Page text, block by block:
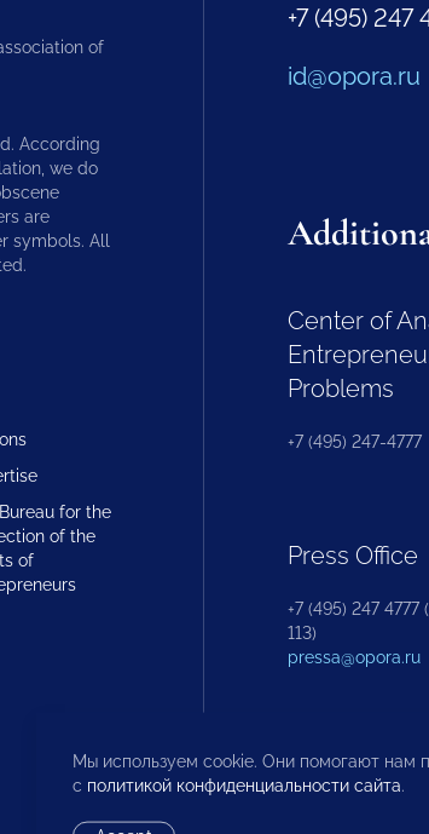
of
According
we do
are
symbols. All
for the
of the
of
+7 (495) 247
id@opora.ru
Center of
Problems
+7 (495) 247-4777
Press Office
+7 (495) 247 4777
113)
pressa@opora.ru
Мы используем cookie. Они помогают нам
с политикой конфиденциальности сайта.